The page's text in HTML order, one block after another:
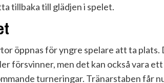
tillbaka till glädjen i spelet.
öppnas för yngre spelare att ta plats.
försvinner, men det kan också vara
turneringar. Tränarstaben får